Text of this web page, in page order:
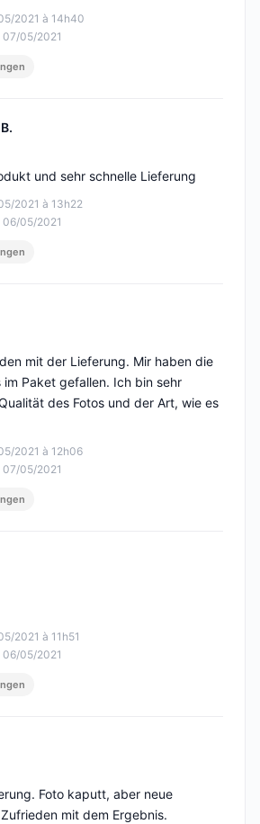
2021 à 14h40
07/05/2021
5
2021 à 13h22
06/05/2021
und sehr schnelle Lieferung
5
2021 à 12h06
07/05/2021
mit der Lieferung. Mir haben die
im Paket gefallen. Ich bin sehr
des Fotos und der Art, wie es
5
2021 à 11h51
06/05/2021
5
Foto kaputt, aber neue
mit dem Ergebnis.